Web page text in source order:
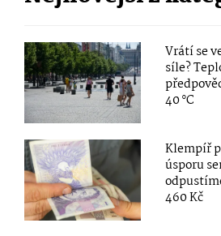
Vrátí se
síle?
40 °C
Klempíř
úsporu
460 Kč